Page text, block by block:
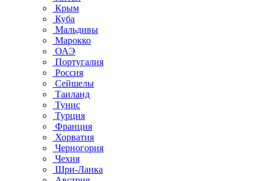
Крым
Куба
Мальдивы
Марокко
ОАЭ
Португалия
Россия
Сейшелы
Таиланд
Тунис
Турция
Франция
Хорватия
Черногория
Чехия
Шри-Ланка